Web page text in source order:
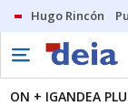
Hugo Rincón
ON + IGANDEA